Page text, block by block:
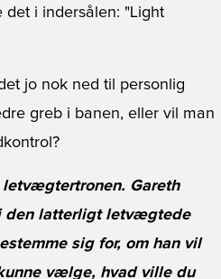
i indersålen: "Light
jo nok ned til personlig
greb i banen, eller vil man
letvægtertronen. Gareth
den latterligt letvægtede
sig for, om han vil
vælge, hvad ville du